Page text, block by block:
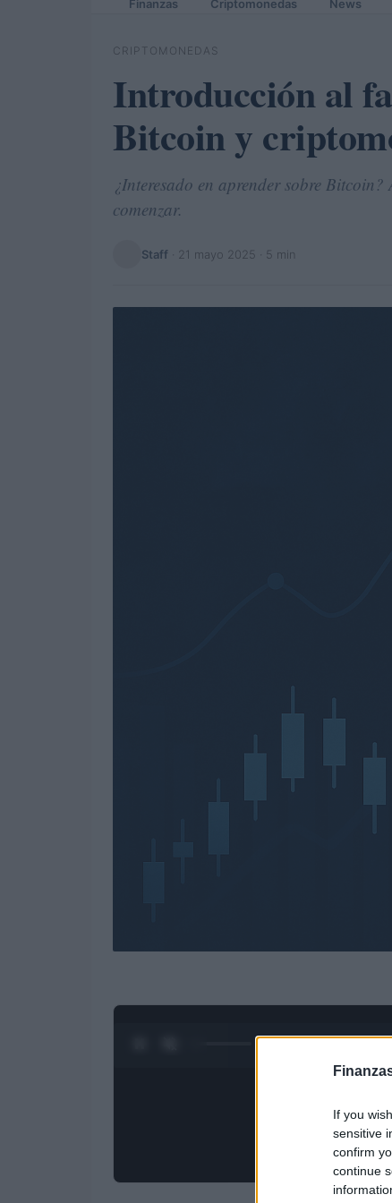
If you
sensitive
confirm
continue
Finanzas Criptomonedas News
CRIPTOMONEDAS
Introducción al
Bitcoin y
¿Interesado en aprender sobre
comenzar.
Staff 21 mayo 2025 · 5 min